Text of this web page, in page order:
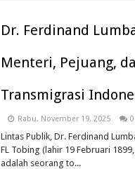
Dr. Ferdinand
Menteri, Pejuang,
Transmigrasi
Rabu, November 19, 2025 0
Lintas Publik, Dr. Ferdinand
FL Tobing (lahir 19 Februari
adalah seorang to...